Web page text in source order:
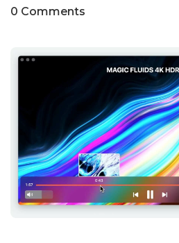
0 Comments